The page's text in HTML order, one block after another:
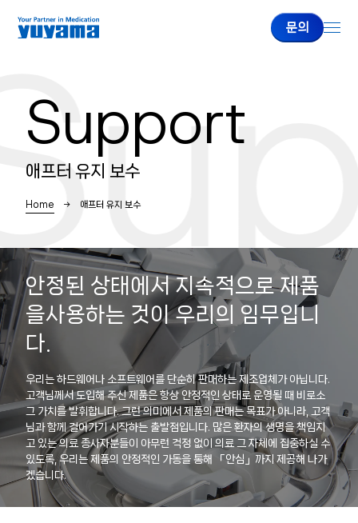
문의
기업정보
유야마 소개
제품정보
주사약 자동불출시스템
전자동 정제 분포기
산약 분포기
산약 조제 로봇
일포화 정제 분류 장치
정제 관련 기기
Support
애프터 유지 보수
Home 애프터 유지 보수
안정된 상태에서 지속적으로 제품
을사용하는 것이 우리의 임무입니
다.
우리는 하드웨어나 소프트웨어를 단순히 판매하는 제조업체가 아닙니다.
고객님께서 도입해 주신 제품은 항상 안정적인 상태로 운영될 때 비로소
그 가치를 발휘합니다. 그런 의미에서 제품의 판매는 목표가 아니라, 고객
님과 함께 걸어가기 시작하는 출발점입니다. 많은 환자의 생명을 책임지
고 있는 의료 종사자분들이 아무런 걱정 없이 의료 그 자체에 집중하실 수
있도록, 우리는 제품의 안정적인 가동을 통해 「안심」까지 제공해 나가
겠습니다.